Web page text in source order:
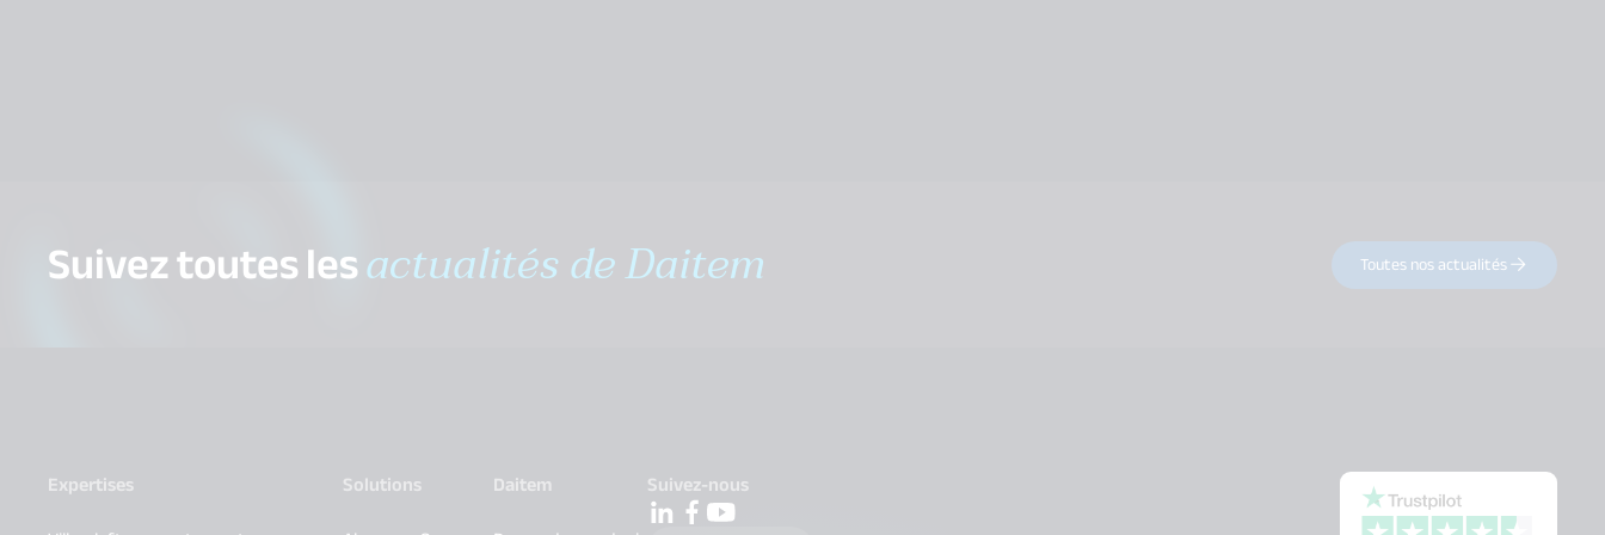
Suivez toutes lesactualités de Daitem Toutes nos actualités
Expertises
Solutions
Daitem
Suivez-nous